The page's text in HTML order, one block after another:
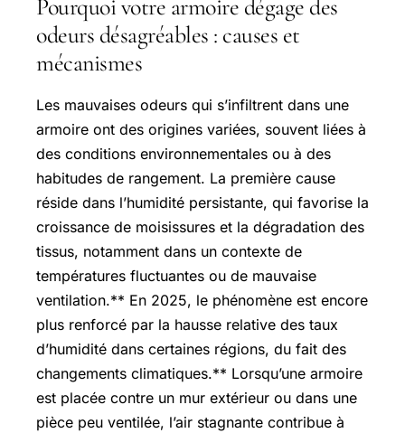
Pourquoi votre armoire dégage des
odeurs désagréables : causes et
mécanismes
Les mauvaises odeurs qui s’infiltrent dans une
armoire ont des origines variées, souvent liées à
des conditions environnementales ou à des
habitudes de rangement. La première cause
réside dans l’humidité persistante, qui favorise la
croissance de moisissures et la dégradation des
tissus, notamment dans un contexte de
températures fluctuantes ou de mauvaise
ventilation.** En 2025, le phénomène est encore
plus renforcé par la hausse relative des taux
d’humidité dans certaines régions, du fait des
changements climatiques.** Lorsqu’une armoire
est placée contre un mur extérieur ou dans une
pièce peu ventilée, l’air stagnante contribue à